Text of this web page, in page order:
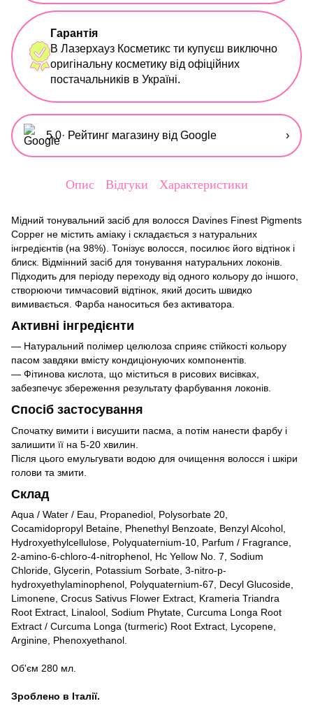
Гарантія
В Лазерхауз Косметикс ти купуєш виключно
оригінальну косметику від офіційних
постачальників в Україні.
5,0· Рейтинг магазину від Google ›
Опис Відгуки Характеристики
Мідний тонувальний засіб для волосся Davines Finest Pigments
Copper не містить аміаку і складається з натуральних
інгредієнтів (на 98%). Тонізує волосся, посилює його відтінок і
блиск. Відмінний засіб для тонування натуральних локонів.
Підходить для періоду переходу від одного кольору до іншого,
створюючи тимчасовий відтінок, який досить швидко
вимивається. Фарба наноситься без активатора.
Активні інгредієнти
— Натуральний полімер целюлоза сприяє стійкості кольору
пасом завдяки вмісту кондиціонуючих компонентів.
— Фітинова кислота, що міститься в рисових висівках,
забезпечує збереження результату фарбування локонів.
Спосіб застосування
Спочатку вимити і висушити пасма, а потім нанести фарбу і
залишити її на 5-20 хвилин.
Після цього емульгувати водою для очищення волосся і шкіри
голови та змити.
Склад
Aqua / Water / Eau, Propanediol, Polysorbate 20,
Cocamidopropyl Betaine, Phenethyl Benzoate, Benzyl Alcohol,
Hydroxyethylcellulose, Polyquaternium-10, Parfum / Fragrance,
2-amino-6-chloro-4-nitrophenol, Hc Yellow No. 7, Sodium
Chloride, Glycerin, Potassium Sorbate, 3-nitro-p-
hydroxyethylaminophenol, Polyquaternium-67, Decyl Glucoside,
Limonene, Crocus Sativus Flower Extract, Krameria Triandra
Root Extract, Linalool, Sodium Phytate, Curcuma Longa Root
Extract / Curcuma Longa (turmeric) Root Extract, Lycopene,
Arginine, Phenoxyethanol.
Об'єм 280 мл.
Зроблено в Італії.